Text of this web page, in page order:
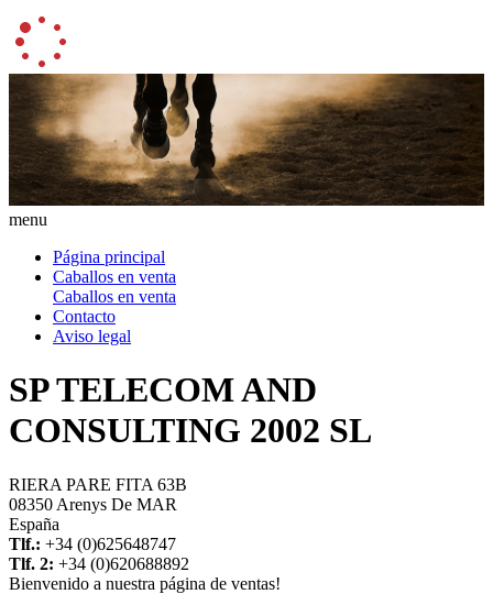
menu
Página principal
Caballos en venta
Caballos en venta
Contacto
Aviso legal
SP TELECOM AND
CONSULTING 2002 SL
RIERA PARE FITA 63B
08350 Arenys De MAR
España
Tlf.: +34 (0)625648747
Tlf. 2: +34 (0)620688892
Bienvenido a nuestra página de ventas!